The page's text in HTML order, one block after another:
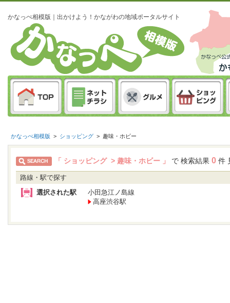
かなっぺ相模版｜出かけよう！かながわの地域ポータルサイト
かなっぺ相模版 > ショッピング > 趣味・ホビー
「 ショッピング > 趣味・ホビー 」 で 検索結果 0 件
路線・駅で探す
選択された駅
小田急江ノ島線
高座渋谷駅